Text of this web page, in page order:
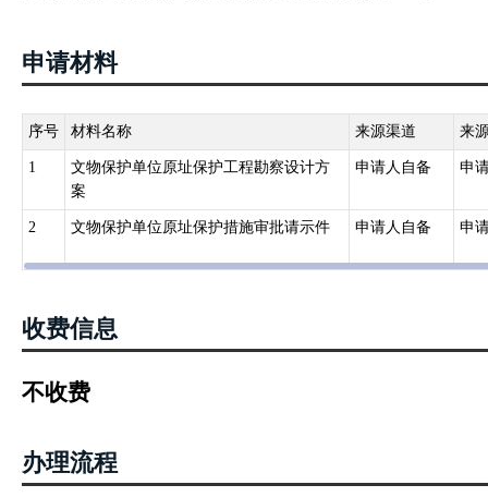
申请材料
序号 材料名称 来源渠道 来
1
文物保护单位原址保护工程勘察设计方
案
申请人自备 申
2 文物保护单位原址保护措施审批请示件 申请人自备 申
收费信息
不收费
办理流程